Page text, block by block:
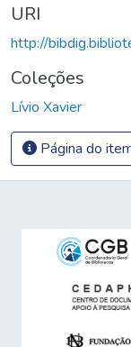
URI
http://
Coleções
Lívio Xavier
Página do